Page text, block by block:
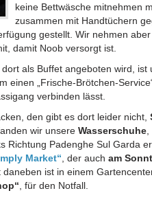
keine Bettwäsche mitnehmen
zusammen mit Handtüchern
gestellt. Wir nehmen
damit Noob versorgt ist.
als Buffet angeboten wird, ist
einen „Frische-Brötchen-
verbinden lässt.
den gibt es dort leider nicht,
wir unsere Wasserschuhe
Richtung Padenghe Sul Garda
Market“ , der auch am
ist in einem
, für den Notfall.